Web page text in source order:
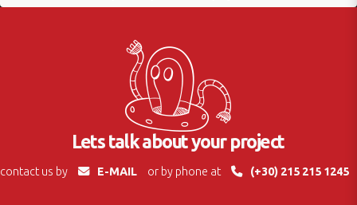
Lets talk about your project
contact us by E-MAIL or by phone at (+30) 215 215 1245